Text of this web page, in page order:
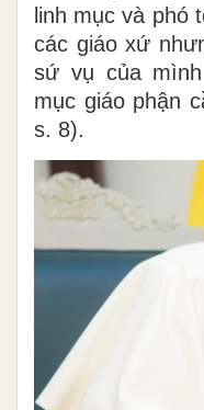
linh mục và phó
các giáo xứ
sứ vụ của
mục giáo phận
s. 8).